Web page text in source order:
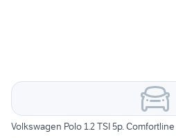
Volkswagen Polo 1.2 TSI 5p.